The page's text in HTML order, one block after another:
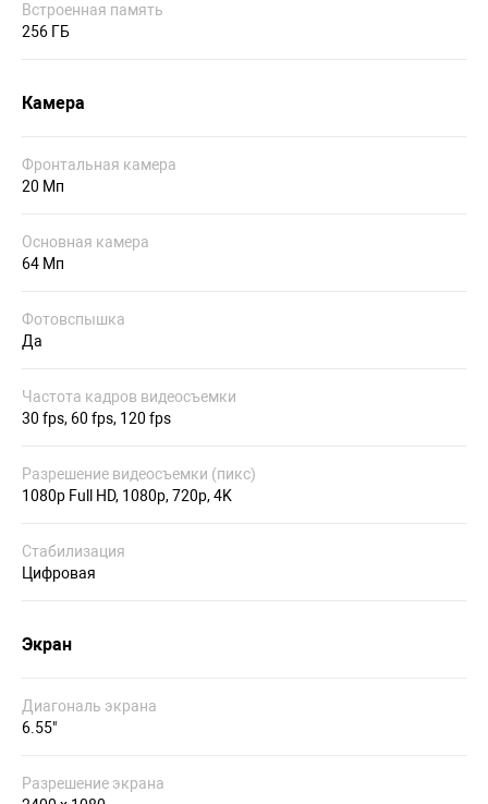
Встроенная память
256 ГБ
Камера
Фронтальная камера
20 Мп
Основная камера
64 Мп
Фотовспышка
Да
Частота кадров видеосъемки
30 fps, 60 fps, 120 fps
Разрешение видеосъемки (пикс)
1080p Full HD, 1080р, 720p, 4K
Стабилизация
Цифровая
Экран
Диагональ экрана
6.55"
Разрешение экрана